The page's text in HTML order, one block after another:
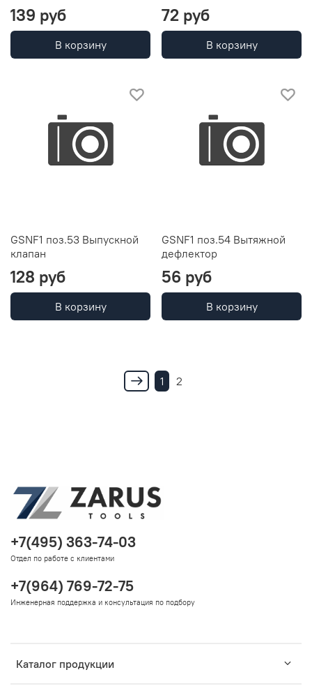
139 руб
В корзину
72 руб
В корзину
GSNF1 поз.53 Выпускной
клапан
128 руб
В корзину
GSNF1 поз.54 Вытяжной
дефлектор
56 руб
В корзину
1 2
Каталог продукции
+7(495) 363-74-03
Отдел по работе с клиентами
+7(964) 769-72-75
Инженерная поддержка и консультация по подбору